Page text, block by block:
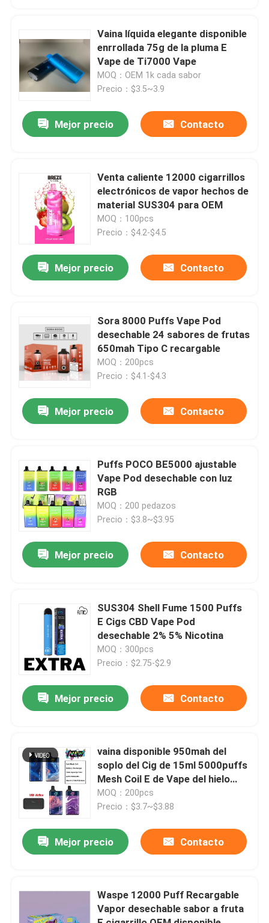
Productos
Vídeos
Sobre nosotros
Control de calidad
Éntrenos en contacto con
Noticias
Dispositivo disponible de CBD Vape
Vaina líquida elegante disponible
enrrollada 75g de la pluma E
Vape de Ti7000 Vape
MOQ：OEM 1k cada sabor
Precio：$3.5~3.9
Mejor precio Contacto
Venta caliente 12000 cigarrillos
electrónicos de vapor hechos de
material SUS304 para OEM
MOQ：100pcs
Precio：$4.2-$4.5
Mejor precio Contacto
Sora 8000 Puffs Vape Pod
desechable 24 sabores de frutas
650mah Tipo C recargable
MOQ：200pcs
Precio：$4.1-$4.3
Mejor precio Contacto
Puffs POCO BE5000 ajustable
Vape Pod desechable con luz
RGB
MOQ：200 pedazos
Precio：$3.8~$3.95
Mejor precio Contacto
SUS304 Shell Fume 1500 Puffs
E Cigs CBD Vape Pod
desechable 2% 5% Nicotina
MOQ：300pcs
Precio：$2.75-$2.9
Mejor precio Contacto
vaina disponible 950mah del
soplo del Cig de 15ml 5000puffs
Mesh Coil E de Vape del hielo
grande del arándano
MOQ：200pcs
Precio：$3.7~$3.88
Mejor precio Contacto
Waspe 12000 Puff Recargable
Vapor desechable sabor a fruta